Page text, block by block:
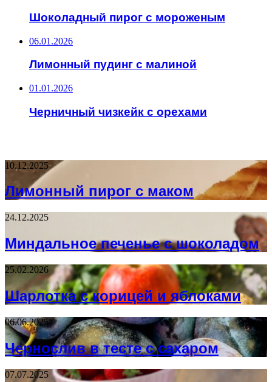
Шоколадный пирог с мороженым
06.01.2026
Лимонный пудинг с малиной
01.01.2026
Черничный чизкейк с орехами
10.12.2025
Лимонный пирог с маком
24.12.2025
Миндальное печенье с шоколадом
25.02.2026
Шарлотка с корицей и яблоками
06.06.2025
Чернослив в тесте с сахаром
07.07.2025